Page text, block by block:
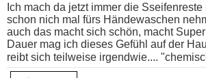
Ich mach da jetzt immer die
schon nich mal fürs Händewaschen
auch das macht sich schön, macht
Dauer mag ich dieses Gefühl auf der
reibt sich teilweise irgendwie....